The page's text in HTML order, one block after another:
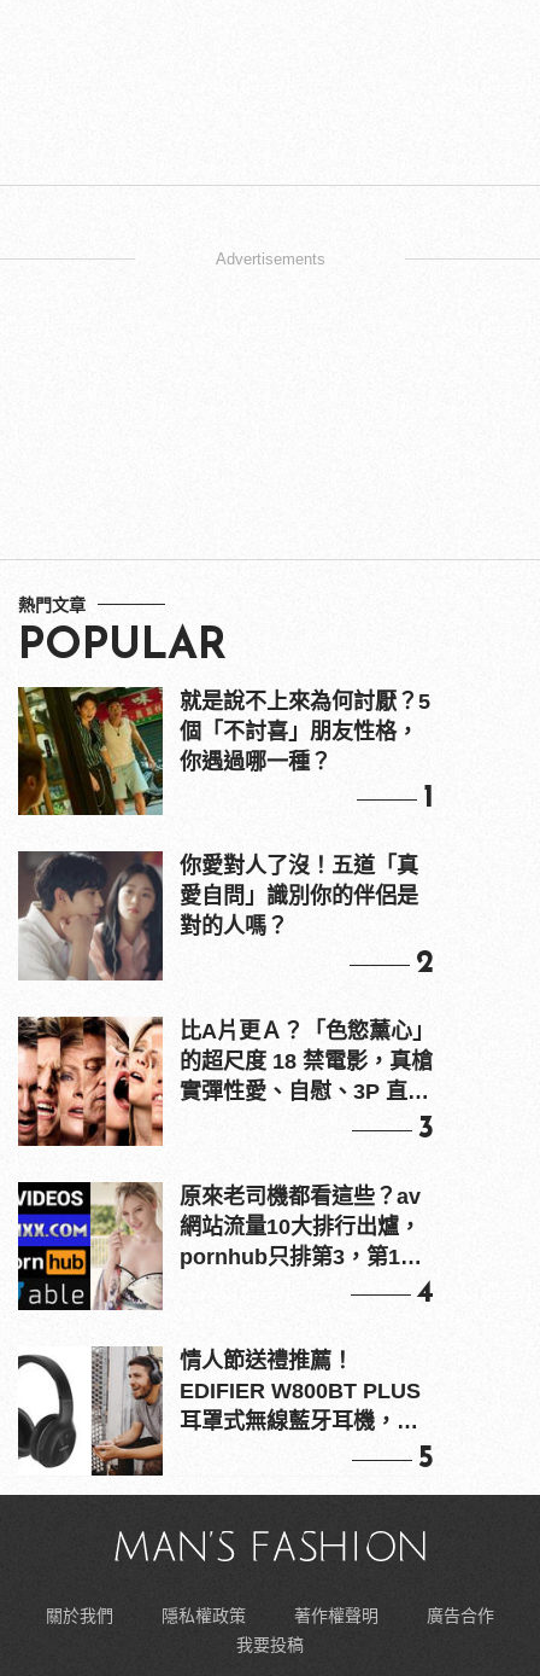
Advertisements
熱門文章
POPULAR
就是說不上來為何討厭？5
個「不討喜」朋友性格，
你遇過哪一種？
1
你愛對人了沒！五道「真
愛自問」識別你的伴侶是
對的人嗎？
2
比A片更Ａ？「色慾薰心」
的超尺度 18 禁電影，真槍
實彈性愛、自慰、3P 直接
3
原來老司機都看這些？av
網站流量10大排行出爐，
pornhub只排第3，第1名
4
情人節送禮推薦！
EDIFIER W800BT PLUS
耳罩式無線藍牙耳機，在
5
關於我們 隱私權政策 著作權聲明
廣告合作
我要投稿